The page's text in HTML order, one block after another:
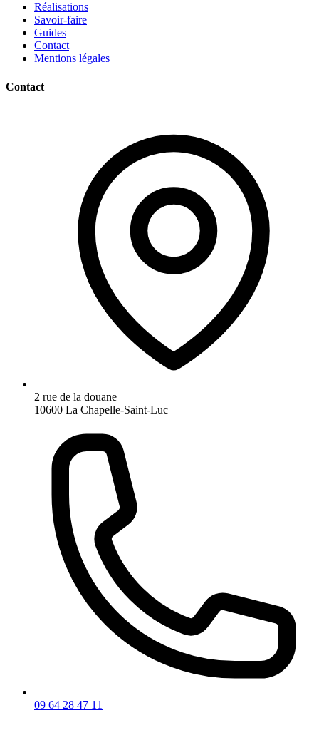
Réalisations
Savoir-faire
Guides
Contact
Mentions légales
Contact
2 rue de la douane
10600 La Chapelle-Saint-Luc
09 64 28 47 11